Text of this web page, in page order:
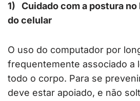
1) Cuidado com a postura
do celular
O uso do computador por
frequentemente associado a
todo o corpo. Para se
deve estar apoiado, e não